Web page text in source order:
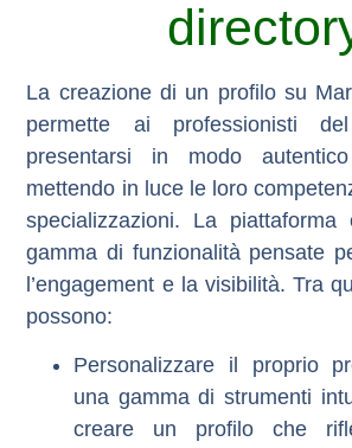
La creazione di un profilo su
permette ai professionisti
presentarsi in modo
mettendo in luce le loro
specializzazioni. La
gamma di funzionalità pensate
l’engagement e la visibilità. Tra
possono:
Personalizzare il proprio
una gamma di strumenti
creare un profilo che